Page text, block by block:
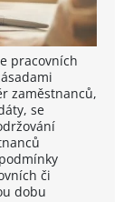
pracovních
zaměstnanců,
se
či
dobu